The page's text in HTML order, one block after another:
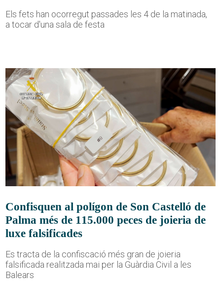
Els fets han ocorregut passades les 4 de la matinada,
a tocar d'una sala de festa
Confisquen al polígon de Son Castelló de
Palma més de 115.000 peces de joieria de
luxe falsificades
Es tracta de la confiscació més gran de joieria
falsificada realitzada mai per la Guàrdia Civil a les
Balears